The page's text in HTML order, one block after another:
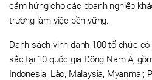
cảm hứng cho các doanh nghiệp
trường làm việc bền vững.
Danh sách vinh danh 100 tổ chức
sắc tại 10 quốc gia Đông Nam Á,
Indonesia, Lào, Malaysia, Myanmar,